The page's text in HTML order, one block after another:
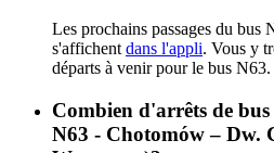
Les prochains passages du
s'affichentdans l'appli. Vous y
départs à venir pour le bus N63.
Combien d'arrêts de
N63 - Chotomów – Dw.